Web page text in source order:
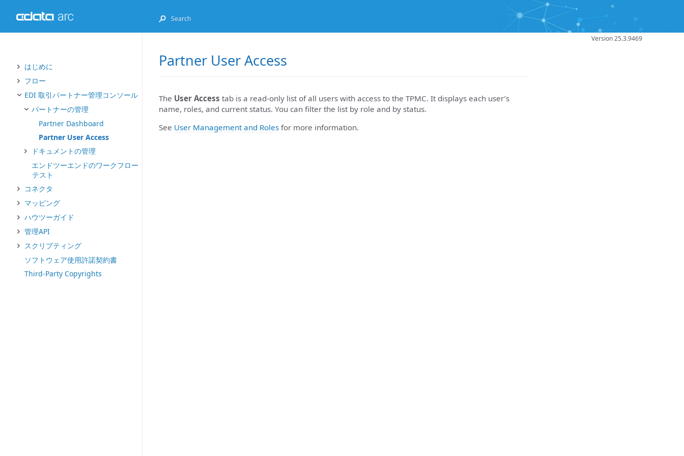
はじめに
フロー
EDI 取引パートナー管理コンソール
パートナーの管理
Partner Dashboard
Partner User Access
ドキュメントの管理
エンドツーエンドのワークフロー
テスト
コネクタ
マッピング
ハウツーガイド
管理API
スクリプティング
ソフトウェア使用許諾契約書
Third-Party Copyrights
Version 25.3.9469
Partner User Access
The User Access tab is a read-only list of all users with access to the TPMC. It displays each user’s
name, roles, and current status. You can filter the list by role and by status.
See User Management and Roles for more information.